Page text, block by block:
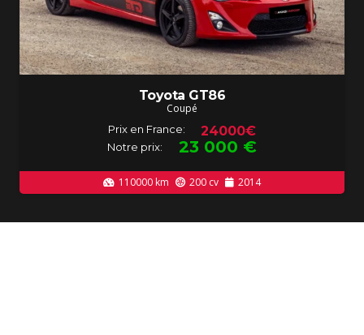
Toyota GT86
Coupé
Prix en France: 24000€
Notre prix: 23 000 €
110000 km 200cv 2014